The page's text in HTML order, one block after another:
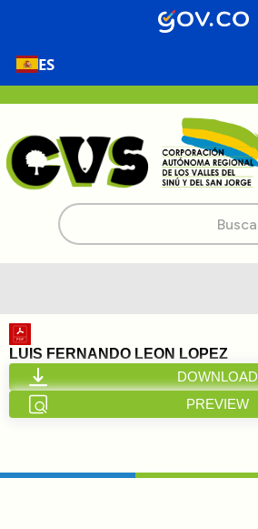
ES
Buscar:
Inicio
Nosotros
Transparencia
LUIS FERNANDO LEON LOPEZ
DOWNLOAD
PREVIEW